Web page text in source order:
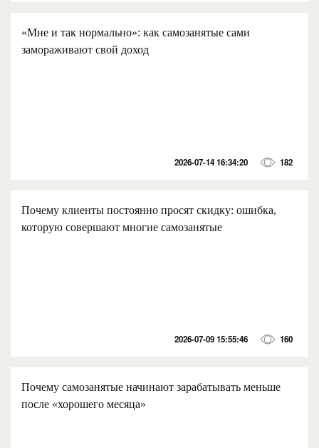
«Мне и так нормально»: как самозанятые сами
замораживают свой доход
2026-07-14 16:34:20 182
Почему клиенты постоянно просят скидку: ошибка,
которую совершают многие самозанятые
2026-07-09 15:55:46 160
Почему самозанятые начинают зарабатывать меньше
после «хорошего месяца»